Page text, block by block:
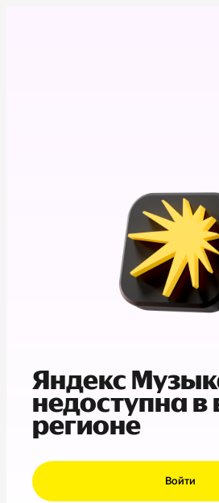
Яндекс
недоступна
регионе
Войти